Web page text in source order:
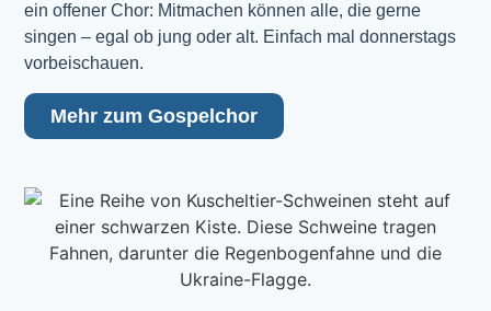
ein offener Chor: Mitmachen können alle, die gerne
singen – egal ob jung oder alt. Einfach mal donnerstags
vorbeischauen.
Mehr zum Gospelchor